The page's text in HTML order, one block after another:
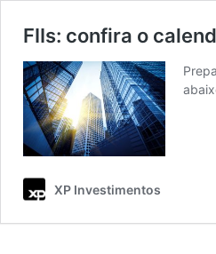
FIIs: confira o
XP Investimentos